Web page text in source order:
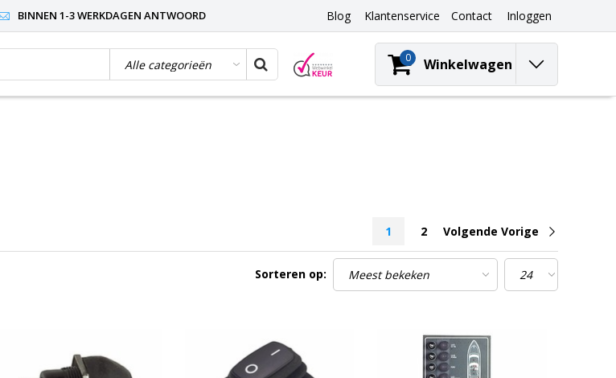
BINNEN 1-3 WERKDAGEN ANTWOORD Blog Klantenservice Contact Inloggen
0 Winkelwagen
1 2 Volgende Vorige
Sorteren op: